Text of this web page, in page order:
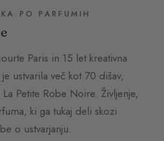
PO PARFUMIH
Paris in 15 let kreativna
ustvarila več kot 70 dišav,
Petite Robe Noire. Življenje,
ki ga tukaj deli skozi
o ustvarjanju.